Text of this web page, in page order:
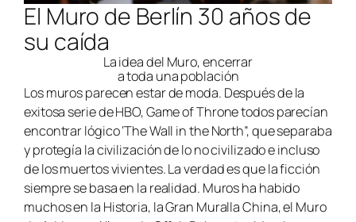
El Muro de Berlín 30 años de
su caída
La idea del Muro, encerrar
a toda una población
Los muros parecen estar de moda. Después de la
exitosa serie de HBO, Game of Throne todos parecían
encontrar lógico ‘The Wall in the North”, que separaba
y protegía la civilización de lo no civilizado e incluso
de los muertos vivientes. La verdad es que la ficción
siempre se basa en la realidad. Muros ha habido
muchos en la Historia, la Gran Muralla China, el Muro